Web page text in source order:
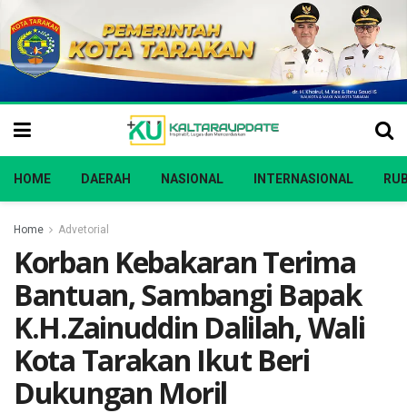
HOME DAERAH NASIONAL INTERNASIONAL
Home Advetorial
Korban Kebakaran Terima
Bantuan, Sambangi Bapak
K.H.Zainuddin Dalilah, Wali
Kota Tarakan Ikut Beri
Dukungan Moril